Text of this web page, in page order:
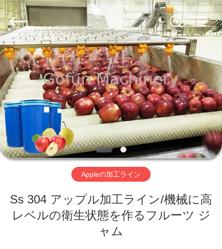
家
プ
ロ
ダ
ク
ビ
デ
-
2026
Shanghai
Gofun
Machinery
Co.,
Ltd..
All
Rights
Reserved.
Appleの加工ライン
Ss 304 アップル加工ライン/機械に高
レベルの衛生状態を作るフルーツ ジ
ャム